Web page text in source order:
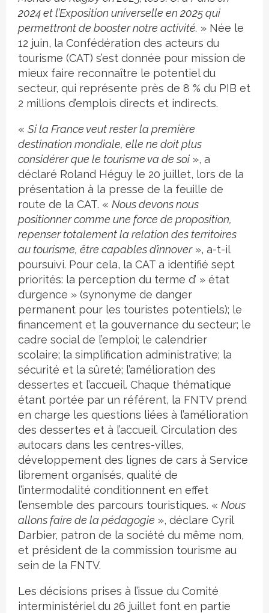
2024 et l’Exposition universelle en 2025 qui
permettront de booster notre activité. » Née le
12 juin, la Confédération des acteurs du
tourisme (CAT) s’est donnée pour mission de
mieux faire reconnaître le potentiel du
secteur, qui représente près de 8 % du PIB et
2 millions d’emplois directs et indirects.
« Si la France veut rester la première
destination mondiale, elle ne doit plus
considérer que le tourisme va de soi », a
déclaré Roland Héguy le 20 juillet, lors de la
présentation à la presse de la feuille de
route de la CAT. « Nous devons nous
positionner comme une force de proposition,
repenser totalement la relation des territoires
au tourisme, être capables d’innover», a-t-il
poursuivi. Pour cela, la CAT a identifié sept
priorités: la perception du terme d’ » état
d’urgence » (synonyme de danger
permanent pour les touristes potentiels); le
financement et la gouvernance du secteur; le
cadre social de l’emploi; le calendrier
scolaire; la simplification administrative; la
sécurité et la sûreté; l’amélioration des
dessertes et l’accueil. Chaque thématique
étant portée par un référent, la FNTV prend
en charge les questions liées à l’amélioration
des dessertes et à l’accueil. Circulation des
autocars dans les centres-villes,
développement des lignes de cars à Service
librement organisés, qualité de
l’intermodalité conditionnent en effet
l’ensemble des parcours touristiques. « Nous
allons faire de la pédagogie », déclare Cyril
Darbier, patron de la société du même nom,
et président de la commission tourisme au
sein de la FNTV.
Les décisions prises à l’issue du Comité
interministériel du 26 juillet font en partie